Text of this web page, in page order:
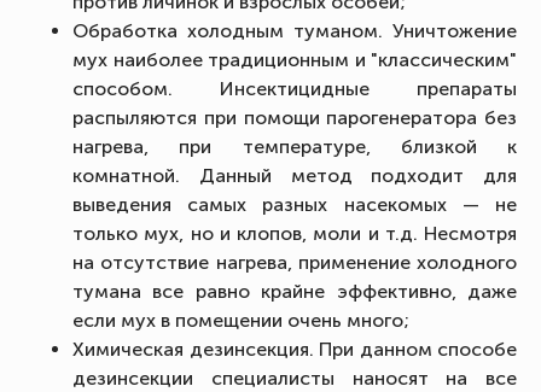
Обработка холодным туманом. Уничтожение
мух наиболее традиционным и "классическим"
способом. Инсектицидные препараты
распыляются при помощи парогенератора без
нагрева, при температуре, близкой к
комнатной. Данный метод подходит для
выведения самых разных насекомых — не
только мух, но и клопов, моли и т.д. Несмотря
на отсутствие нагрева, применение холодного
тумана все равно крайне эффективно, даже
если мух в помещении очень много;
Химическая дезинсекция. При данном способе
дезинсекции специалисты наносят на все